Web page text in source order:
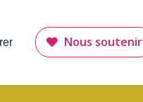
Nous soutenir